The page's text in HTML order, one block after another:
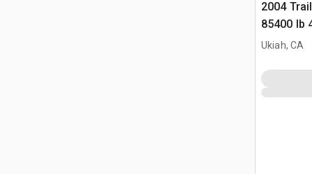
2004
85400 lb
Pour
Ukiah, CA